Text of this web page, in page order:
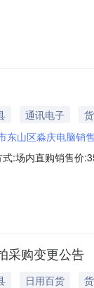
主要功能或目标:
通讯电子
东山区淼庆电脑销
:场内直购销售价
采购变更公告
日用百货